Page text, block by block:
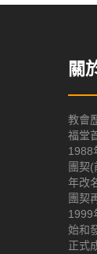
關
教會
福堂
1988
團契
年改
團契
1999
始和
正式